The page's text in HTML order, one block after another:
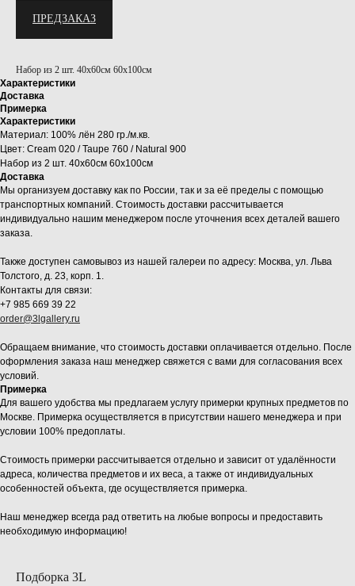
ПРЕДЗАКАЗ
Набор из 2 шт. 40x60см 60x100см
Характеристики
Доставка
Примерка
Характеристики
Материал: 100% лён 280 гр./м.кв.
Цвет: Cream 020 / Taupe 760 / Natural 900
Набор из 2 шт. 40x60см 60x100см
Доставка
Мы организуем доставку как по России, так и за её пределы с помощью
транспортных компаний. Стоимость доставки рассчитывается
индивидуально нашим менеджером после уточнения всех деталей вашего
заказа.
Также доступен самовывоз из нашей галереи по адресу: Москва, ул. Льва
Толстого, д. 23, корп. 1.
Контакты для связи:
+7 985 669 39 22
order@3lgallery.ru
Обращаем внимание, что стоимость доставки оплачивается отдельно. После
оформления заказа наш менеджер свяжется с вами для согласования всех
условий.
Примерка
Для вашего удобства мы предлагаем услугу примерки крупных предметов по
Москве. Примерка осуществляется в присутствии нашего менеджера и при
условии 100% предоплаты.
Стоимость примерки рассчитывается отдельно и зависит от удалённости
адреса, количества предметов и их веса, а также от индивидуальных
особенностей объекта, где осуществляется примерка.
Наш менеджер всегда рад ответить на любые вопросы и предоставить
необходимую информацию!
Подборка 3L